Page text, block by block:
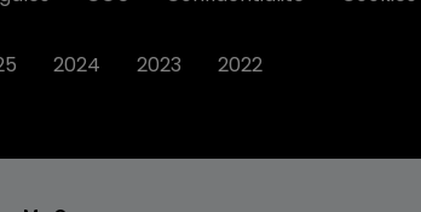
2024 2023 2022